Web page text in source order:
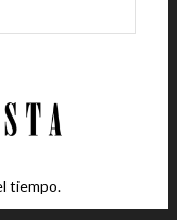
tiempo.